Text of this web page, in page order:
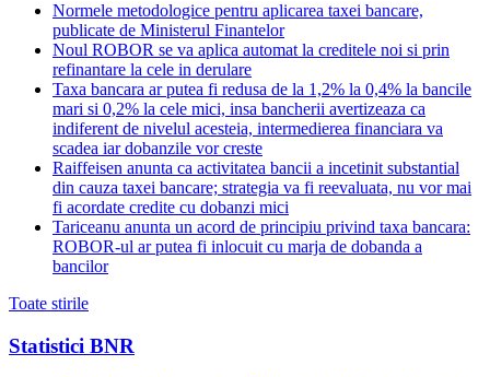
Normele metodologice pentru aplicarea taxei bancare,
publicate de Ministerul Finantelor
Noul ROBOR se va aplica automat la creditele noi si prin
refinantare la cele in derulare
Taxa bancara ar putea fi redusa de la 1,2% la 0,4% la bancile
mari si 0,2% la cele mici, insa bancherii avertizeaza ca
indiferent de nivelul acesteia, intermedierea financiara va
scadea iar dobanzile vor creste
Raiffeisen anunta ca activitatea bancii a incetinit substantial
din cauza taxei bancare; strategia va fi reevaluata, nu vor mai
fi acordate credite cu dobanzi mici
Tariceanu anunta un acord de principiu privind taxa bancara:
ROBOR-ul ar putea fi inlocuit cu marja de dobanda a
bancilor
Toate stirile
Statistici BNR